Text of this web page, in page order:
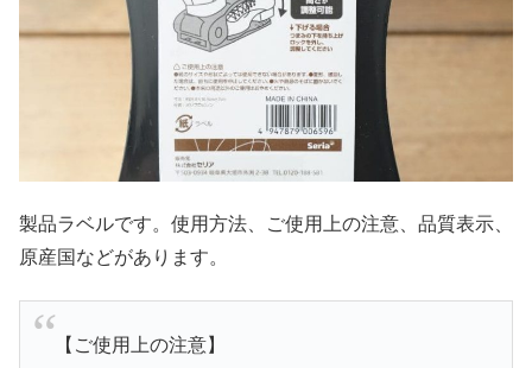
製品ラベルです。使用方法、ご使用上の注意、品質表示、
原産国などがあります。
【ご使用上の注意】